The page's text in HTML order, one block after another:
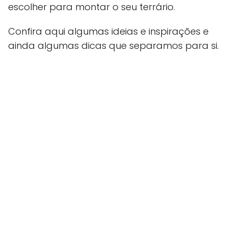
escolher para montar o seu terrário.
Confira aqui algumas ideias e inspirações e
ainda algumas dicas que separamos para si.